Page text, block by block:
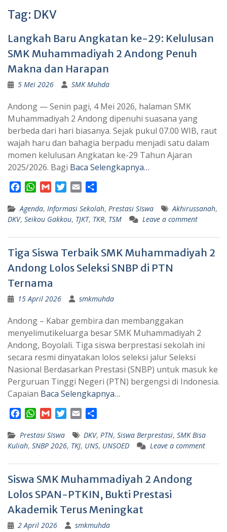
Tag: DKV
Langkah Baru Angkatan ke-29: Kelulusan
SMK Muhammadiyah 2 Andong Penuh
Makna dan Harapan
5 Mei 2026 SMK Muhda
Andong — Senin pagi, 4 Mei 2026, halaman SMK
Muhammadiyah 2 Andong dipenuhi suasana yang
berbeda dari hari biasanya. Sejak pukul 07.00 WIB, raut
wajah haru dan bahagia berpadu menjadi satu dalam
momen kelulusan Angkatan ke-29 Tahun Ajaran
2025/2026. Bagi Baca Selengkapnya…
c
e
o
k
W
a
t
p
p
a
i
i
t
r
a
i
a
r
Agenda, Informasi Sekolah, Prestasi SIswa Akhirussanah,
DKV, Seikou Gakkou, TJKT, TKR, TSM Leave a comment
Tiga Siswa Terbaik SMK Muhammadiyah 2
Andong Lolos Seleksi SNBP di PTN
Ternama
15 April 2026 smkmuhda
Andong – Kabar gembira dan membanggakan
menyelimutikeluarga besar SMK Muhammadiyah 2
Andong, Boyolali. Tiga siswa berprestasi sekolah ini
secara resmi dinyatakan lolos seleksi jalur Seleksi
Nasional Berdasarkan Prestasi (SNBP) untuk masuk ke
Perguruan Tinggi Negeri (PTN) bergengsi di Indonesia.
Capaian Baca Selengkapnya…
c
e
o
k
W
a
t
p
p
a
i
t
r
a
i
a
r
Prestasi SIswa DKV, PTN, Siswa Berprestasi, SMK Bisa
Kuliah, SNBP 2026, TKJ, UNS, UNSOED Leave a comment
Siswa SMK Muhammadiyah 2 Andong
Lolos SPAN-PTKIN, Bukti Prestasi
Akademik Terus Meningkat
2 April 2026 smkmuhda